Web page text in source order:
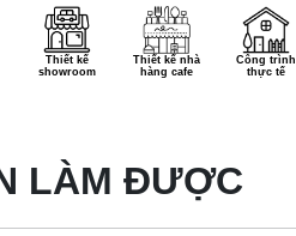
Thiết kế
showroom
Thiết kế nhà
hàng cafe
Công trình
thực tế
LÀM ĐƯỢC